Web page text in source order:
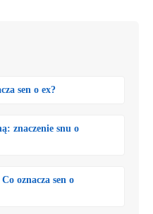
sen o ex?
znaczenie snu o
oznacza sen o